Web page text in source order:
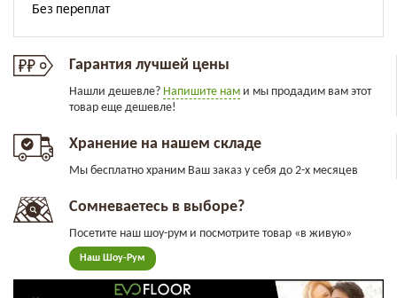
Гарантия лучшей цены
Нашли дешевле? Напишите нам и мы продадим вам этот
товар еще дешевле!
Хранение на нашем складе
Мы бесплатно храним Ваш заказ у себя до 2-х месяцев
Сомневаетесь в выборе?
Посетите наш шоу-рум и посмотрите товар «в живую»
Наш Шоу-Рум